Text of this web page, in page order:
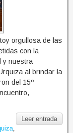
orgullosa de las
con la
y nuestra
al brindar la
del 15º
Leer entrada